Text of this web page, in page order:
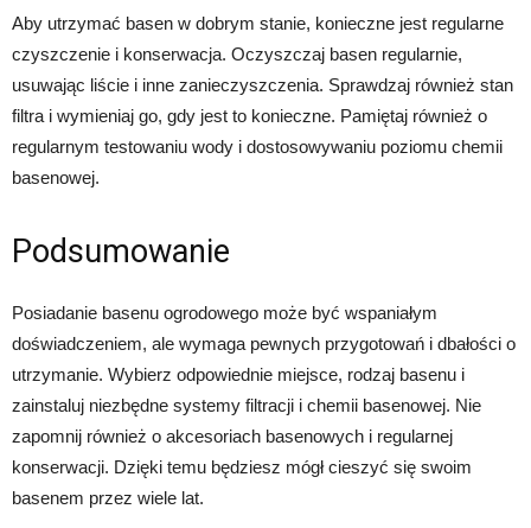
Aby utrzymać basen w dobrym stanie, konieczne jest regularne
czyszczenie i konserwacja. Oczyszczaj basen regularnie,
usuwając liście i inne zanieczyszczenia. Sprawdzaj również stan
filtra i wymieniaj go, gdy jest to konieczne. Pamiętaj również o
regularnym testowaniu wody i dostosowywaniu poziomu chemii
basenowej.
Podsumowanie
Posiadanie basenu ogrodowego może być wspaniałym
doświadczeniem, ale wymaga pewnych przygotowań i dbałości o
utrzymanie. Wybierz odpowiednie miejsce, rodzaj basenu i
zainstaluj niezbędne systemy filtracji i chemii basenowej. Nie
zapomnij również o akcesoriach basenowych i regularnej
konserwacji. Dzięki temu będziesz mógł cieszyć się swoim
basenem przez wiele lat.